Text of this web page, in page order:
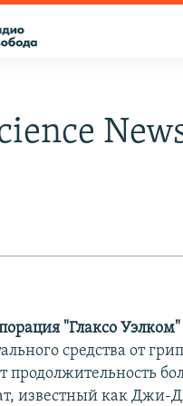
"Глаксо Уэлком"
средства от
известный как Джи-